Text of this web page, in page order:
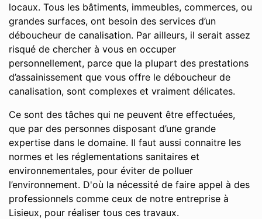
locaux. Tous les bâtiments, immeubles, commerces, ou
grandes surfaces, ont besoin des services d’un
déboucheur de canalisation. Par ailleurs, il serait assez
risqué de chercher à vous en occuper
personnellement, parce que la plupart des prestations
d’assainissement que vous offre le déboucheur de
canalisation, sont complexes et vraiment délicates.
Ce sont des tâches qui ne peuvent être effectuées,
que par des personnes disposant d’une grande
expertise dans le domaine. Il faut aussi connaitre les
normes et les réglementations sanitaires et
environnementales, pour éviter de polluer
l’environnement. D'où la nécessité de faire appel à des
professionnels comme ceux de notre entreprise à
Lisieux, pour réaliser tous ces travaux.